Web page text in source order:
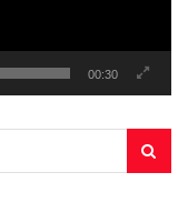
00:30